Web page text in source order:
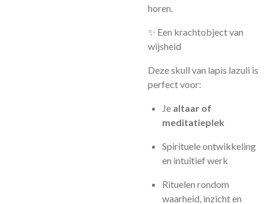
horen.
✨ Een krachtobject van
wijsheid
Deze skull van lapis lazuli is
perfect voor:
Je altaar of
meditatieplek
Spirituele ontwikkeling
en intuïtief werk
Rituelen rondom
waarheid, inzicht en